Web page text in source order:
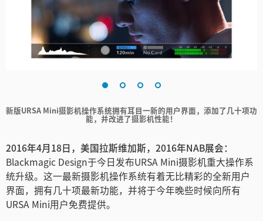
Denmark
Finland
Germany
India
Italy
新版URSA Mini摄影机操作系统拥有耳目一新的用户界面，添加了几十项功
能，并改进了摄影机性能！
2016年4月18日，美国拉斯维加斯，2016年NAB展会：
Blackmagic Design于今日发布URSA Mini摄影机重大操作系
统升级。这一最新摄影机操作系统有着无比精彩的全新用户
界面，拥有几十项最新功能，并将于今年晚些时候向所有
URSA Mini用户免费提供。